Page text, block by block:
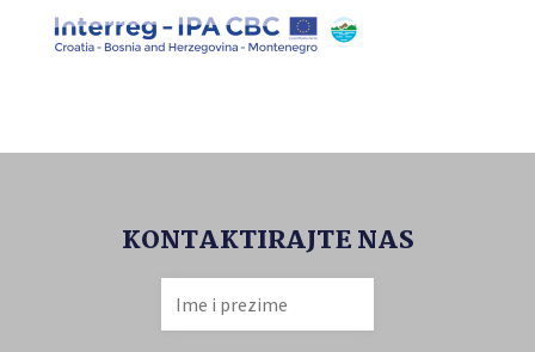
KONTAKTIRAJTE NAS